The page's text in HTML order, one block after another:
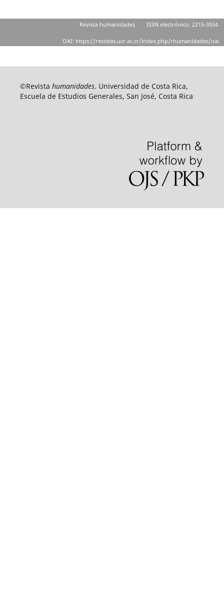
Revista humanidades ISSN electrónico: 2215-3934
OAI: https://revistas.ucr.ac.cr/index.php/rhumanidades/oai
©Revista humanidades. Universidad de Costa Rica,
Escuela de Estudios Generales, San José, Costa Rica